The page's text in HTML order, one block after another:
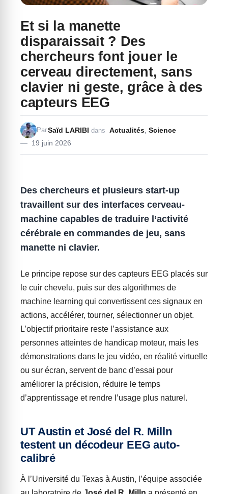
Et si la manette
disparaissait ? Des
chercheurs font jouer le
cerveau directement, sans
clavier ni geste, grâce à des
capteurs EEG
19 juin 2026
ParSaïd LARIBI dans Actualités Science
Des chercheurs et plusieurs start-up
travaillent sur des interfaces cerveau-
machine capables de traduire l’activité
cérébrale en commandes de jeu, sans
manette ni clavier.
Le principe repose sur des capteurs EEG placés sur
le cuir chevelu, puis sur des algorithmes de
machine learning qui convertissent ces signaux en
actions, accélérer, tourner, sélectionner un objet.
L’objectif prioritaire reste l’assistance aux
personnes atteintes de handicap moteur, mais les
démonstrations dans le jeu vidéo, en réalité virtuelle
ou sur écran, servent de banc d’essai pour
améliorer la précision, réduire le temps
d’apprentissage et rendre l’usage plus naturel.
UT Austin et José del R. Milln
testent un décodeur EEG auto-
calibré
À l’Université du Texas à Austin, l’équipe associée